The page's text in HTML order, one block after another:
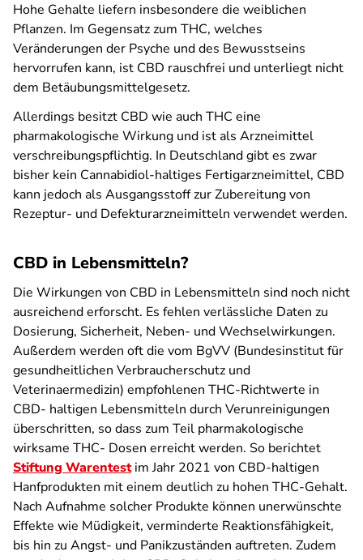
Hohe Gehalte liefern insbesondere die weiblichen
Pflanzen. Im Gegensatz zum THC, welches
Veränderungen der Psyche und des Bewusstseins
hervorrufen kann, ist CBD rauschfrei und unterliegt nicht
dem Betäubungsmittelgesetz.
Allerdings besitzt CBD wie auch THC eine
pharmakologische Wirkung und ist als Arzneimittel
verschreibungspflichtig. In Deutschland gibt es zwar
bisher kein Cannabidiol-haltiges Fertigarzneimittel, CBD
kann jedoch als Ausgangsstoff zur Zubereitung von
Rezeptur- und Defekturarzneimitteln verwendet werden.
CBD in Lebensmitteln?
Die Wirkungen von CBD in Lebensmitteln sind noch nicht
ausreichend erforscht. Es fehlen verlässliche Daten zu
Dosierung, Sicherheit, Neben- und Wechselwirkungen.
Außerdem werden oft die vom BgVV (Bundesinstitut für
gesundheitlichen Verbraucherschutz und
Veterinaermedizin) empfohlenen THC-Richtwerte in
CBD- haltigen Lebensmitteln durch Verunreinigungen
überschritten, so dass zum Teil pharmakologische
wirksame THC- Dosen erreicht werden. So berichtet
Stiftung Warentestim Jahr 2021 von CBD-haltigen
Hanfprodukten mit einem deutlich zu hohen THC-Gehalt.
Nach Aufnahme solcher Produkte können unerwünschte
Effekte wie Müdigkeit, verminderte Reaktionsfähigkeit,
bis hin zu Angst- und Panikzuständen auftreten. Zudem